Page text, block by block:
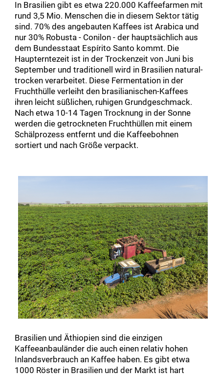
In Brasilien gibt es etwa 220.000 Kaffeefarmen mit
rund 3,5 Mio. Menschen die in diesem Sektor tätig
sind. 70% des angebauten Kaffees ist Arabica und
nur 30% Robusta - Conilon - der hauptsächlich aus
dem Bundesstaat Espírito Santo kommt. Die
Haupterntezeit ist in der Trockenzeit von Juni bis
September und traditionell wird in Brasilien natural-
trocken verarbeitet. Diese Fermentation in der
Fruchthülle verleiht den brasilianischen-Kaffees
ihren leicht süßlichen, ruhigen Grundgeschmack.
Nach etwa 10-14 Tagen Trocknung in der Sonne
werden die getrockneten Fruchthüllen mit einem
Schälprozess entfernt und die Kaffeebohnen
sortiert und nach Größe verpackt.
Brasilien und Äthiopien sind die einzigen
Kaffeeanbauländer die auch einen relativ hohen
Inlandsverbrauch an Kaffee haben. Es gibt etwa
1000 Röster in Brasilien und der Markt ist hart